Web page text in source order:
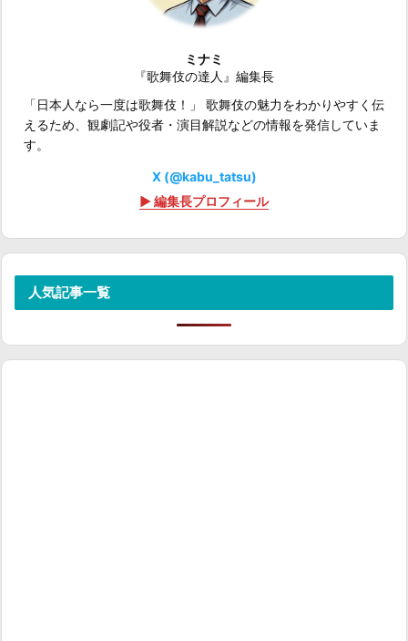
ミナミ
『歌舞伎の達人』編集長
「日本人なら一度は歌舞伎！」 歌舞伎の魅力をわかりやすく伝
えるため、観劇記や役者・演目解説などの情報を発信していま
す。
X (@kabu_tatsu)
▶ 編集長プロフィール
人気記事一覧